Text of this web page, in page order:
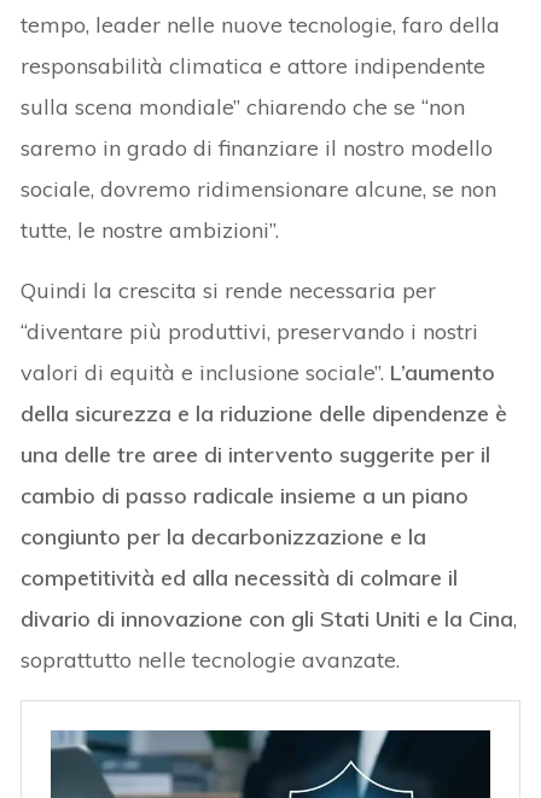
tempo, leader nelle nuove tecnologie, faro della
responsabilità climatica e attore indipendente
sulla scena mondiale” chiarendo che se “non
saremo in grado di finanziare il nostro modello
sociale, dovremo ridimensionare alcune, se non
tutte, le nostre ambizioni”.
Quindi la crescita si rende necessaria per
“diventare più produttivi, preservando i nostri
valori di equità e inclusione sociale”. L’aumento
della sicurezza e la riduzione delle dipendenze è
una delle tre aree di intervento suggerite per il
cambio di passo radicale insieme a un piano
congiunto per la decarbonizzazione e la
competitività ed alla necessità di colmare il
divario di innovazione con gli Stati Uniti e la Cina,
soprattutto nelle tecnologie avanzate.